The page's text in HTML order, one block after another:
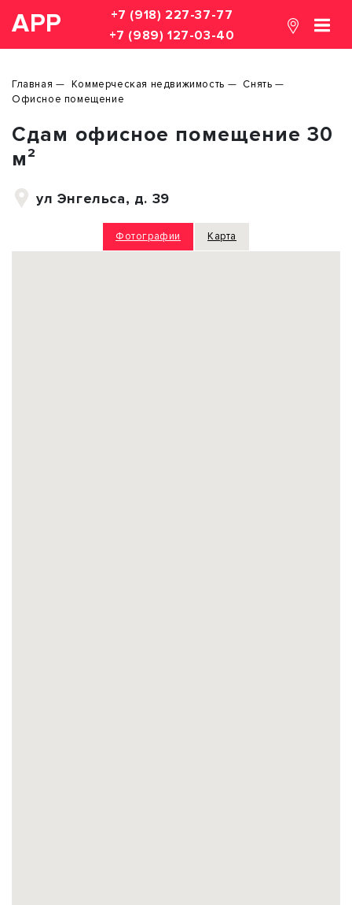
АРР
+7 (918) 227-37-77
+7 (989) 127-03-40
Главная Коммерческая недвижимость
Снять
Офисное помещение
Сдам офисное помещение 30
м²
ул Энгельса, д. 39
Фотографии Карта